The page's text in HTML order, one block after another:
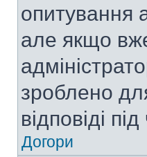
опитування
але якщо
зроблено
відповіді
Догори